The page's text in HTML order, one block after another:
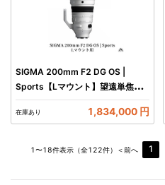
SIGMA 200mm F2 DG OS |
Sports【Lマウント】望遠単焦点
レンズ
在庫あり 1,834,000 円
1〜18件表示（全122件） ＜前へ 1